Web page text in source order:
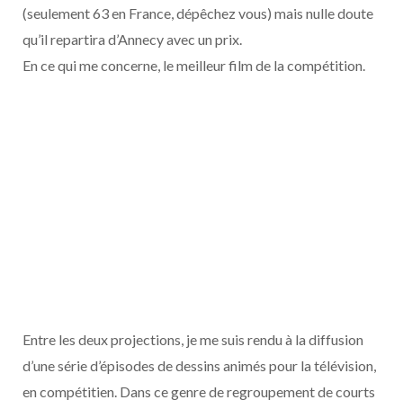
(seulement 63 en France, dépêchez vous) mais nulle doute
qu’il repartira d’Annecy avec un prix.
En ce qui me concerne, le meilleur film de la compétition.
Entre les deux projections, je me suis rendu à la diffusion
d’une série d’épisodes de dessins animés pour la télévision,
en compétitien. Dans ce genre de regroupement de courts